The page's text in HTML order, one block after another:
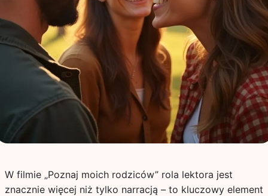
W filmie „Poznaj moich rodziców” rola lektora jest
znacznie więcej niż tylko narracją – to kluczowy element